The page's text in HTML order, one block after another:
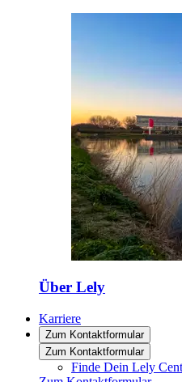
Über Lely
Karriere
Zum Kontaktformular
Zum Kontaktformular
Finde Dein Lely